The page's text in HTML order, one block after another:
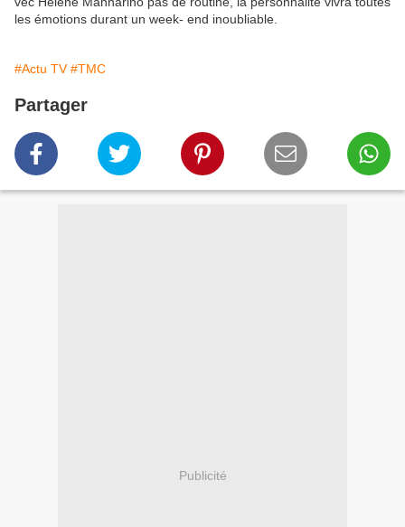
les émotions durant un week- end inoubliable.
#Actu TV #TMC
Partager
Publicité